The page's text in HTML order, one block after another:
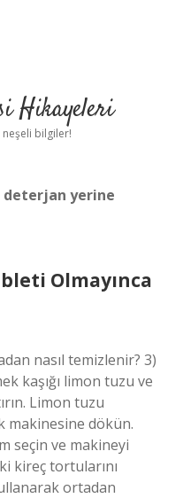
Hikayeleri
bilgiler!
deterjan yerine
Olmayınca
nasıl temizlenir? 3)
kaşığı limon tuzu ve
Limon tuzu
makinesine dökün.
seçin ve makineyi
kireç tortularını
ortadan